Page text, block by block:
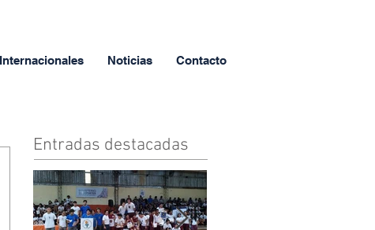
Noticias Contacto
Entradas destacadas